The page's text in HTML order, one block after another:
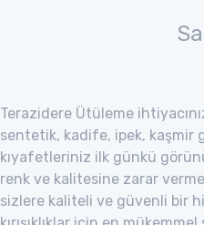
Terazidere Ütüleme
sentetik, kadife, ipek, kaşmir
kıyafetleriniz ilk günkü
renk ve kalitesine zarar
sizlere kaliteli ve güvenli bir